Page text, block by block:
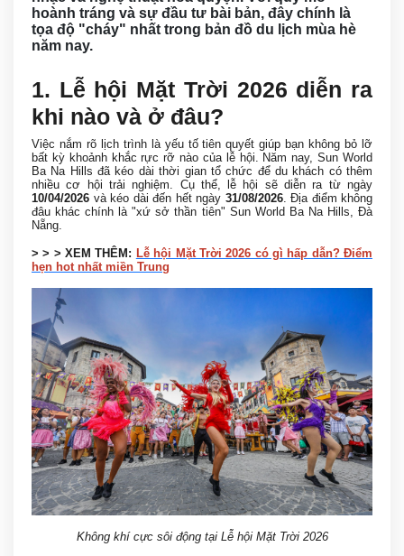
hoành tráng và sự đầu tư bài bản, đây chính là
tọa độ "cháy" nhất trong bản đồ du lịch mùa hè
năm nay.
1. Lễ hội Mặt Trời 2026 diễn ra
khi nào và ở đâu?
Việc nắm rõ lịch trình là yếu tố tiên quyết giúp bạn không bỏ lỡ
bất kỳ khoảnh khắc rực rỡ nào của lễ hội. Năm nay, Sun World
Ba Na Hills đã kéo dài thời gian tổ chức để du khách có thêm
nhiều cơ hội trải nghiệm. Cụ thể, lễ hội sẽ diễn ra từ ngày
10/04/2026 và kéo dài đến hết ngày 31/08/2026. Địa điểm không
đâu khác chính là "xứ sở thần tiên" Sun World Ba Na Hills, Đà
Nẵng.
> > > XEM THÊM: Lễ hội Mặt Trời 2026 có gì hấp dẫn? Điểm
hẹn hot nhất miền Trung
Không khí cực sôi động tại Lễ hội Mặt Trời 2026